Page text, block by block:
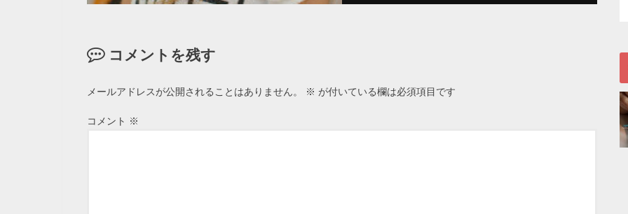
コメントを残す
メールアドレスが公開されることはありません。 ※ が付いている欄は必須項目です
コメント ※